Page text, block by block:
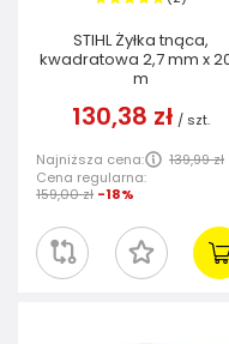
STIHL Żyłka tnąca,
kwadratowa 2,7 mm x
m
130,38 zł / szt.
Najniższa cena:
139,99 zł
Cena regularna:
159,00 zł -18%